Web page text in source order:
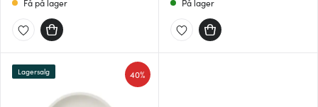
Få på lager På lager
40%
Lagersalg